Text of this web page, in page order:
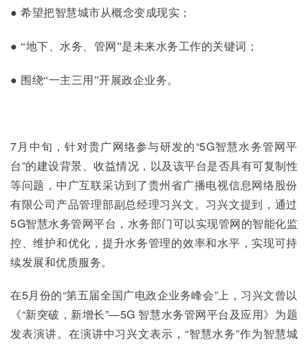
● 希望把智慧城市从概念变成现实；
● “地下、水务、管网”是未来水务工作的关键词；
● 围绕“一主三用”开展政企业务。
7月中旬，针对贵广网络参与研发的“5G智慧水务管网平
台”的建设背景、收益情况，以及该平台是否具有可复制性
等问题，中广互联采访到了贵州省广播电视信息网络股份
有限公司产品管理部副总经理习兴文。习兴文提到，通过
5G智慧水务管网平台，水务部门可以实现管网的智能化监
控、维护和优化，提升水务管理的效率和水平，实现可持
续发展和优质服务。
在5月份的“第五届全国广电政企业务峰会”上，习兴文曾以
《“新突破，新增长”—5G 智慧水务管网平台及应用》为题
发表演讲。在演讲中习兴文表示，“智慧水务”作为智慧城